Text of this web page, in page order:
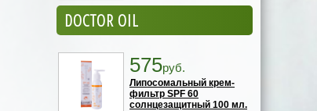
DOCTOR OIL
575руб.
Липосомальный крем-
фильтр SPF 60
солнцезащитный 100 мл.